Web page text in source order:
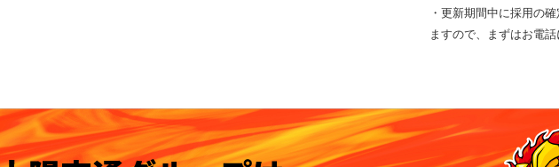
・更新期間中に採用の
ますので、まずはお電